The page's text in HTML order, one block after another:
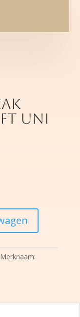
uni
Merknaam: